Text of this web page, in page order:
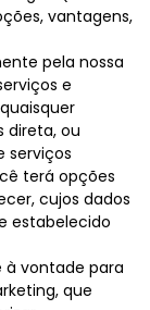
vantagens,
pela nossa
e
direta, ou
serviços
terá opções
cujos dados
estabelecido
à vontade para
que